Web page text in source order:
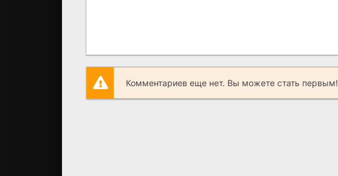
Комментариев еще нет. Вы можете стать первым!